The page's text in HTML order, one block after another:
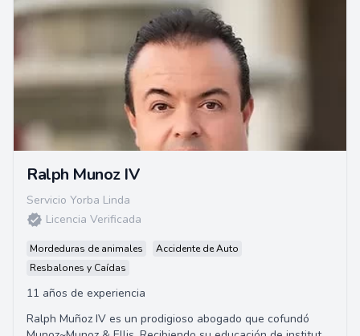
Ralph Munoz IV
Servicio Yorba Linda
Licencia Verificada
Mordeduras de animales
Accidente de Auto
Resbalones y Caídas
11 años de experiencia
Ralph Muñoz IV es un prodigioso abogado que cofundó